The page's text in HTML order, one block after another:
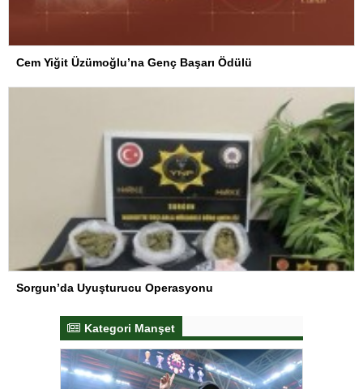
Cem Yiğit Üzümoğlu’na Genç Başarı Ödülü
Sorgun’da Uyuşturucu Operasyonu
Kategori Manşet